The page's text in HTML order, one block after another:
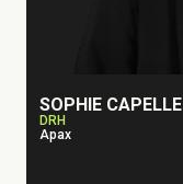
SOPHIE CAPELLE
DRH
Apax